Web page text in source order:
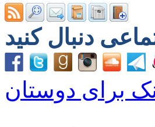
برای دوستان